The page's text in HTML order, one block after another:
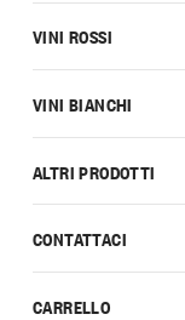
CONTATTACI
CARRELLO
VINI ROSSI
VINI BIANCHI
ALTRI PRODOTTI